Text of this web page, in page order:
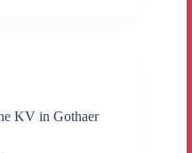
KV in Gothaer